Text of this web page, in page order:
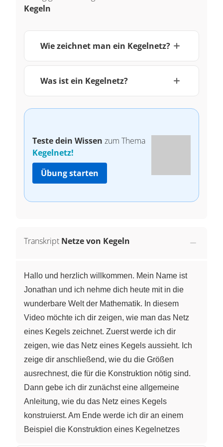
Kegeln
Wie zeichnet man ein Kegelnetz?
Was ist ein Kegelnetz?
Teste dein Wissen zum Thema
Kegelnetz!
Übung starten
Transkript Netze von Kegeln
Hallo und herzlich willkommen. Mein Name ist
Jonathan und ich nehme dich heute mit in die
wunderbare Welt der Mathematik. In diesem
Video möchte ich dir zeigen, wie man das Netz
eines Kegels zeichnet. Zuerst werde ich dir
zeigen, wie das Netz eines Kegels aussieht. Ich
zeige dir anschließend, wie du die Größen
ausrechnest, die für die Konstruktion nötig sind.
Dann gebe ich dir zunächst eine allgemeine
Anleitung, wie du das Netz eines Kegels
konstruierst. Am Ende werde ich dir an einem
Beispiel die Konstruktion eines Kegelnetzes